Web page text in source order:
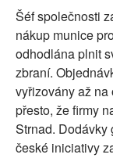
Šéf společnosti
nákup munice
odhodlána plnit
zbraní.
vyřizovány až na
přesto, že firmy
Strnad. Dodávky
české iniciativy